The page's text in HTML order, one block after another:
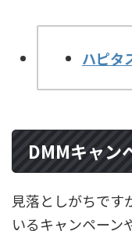
ハピタ
DMMキャン
見落としがちです
いるキャンペーン